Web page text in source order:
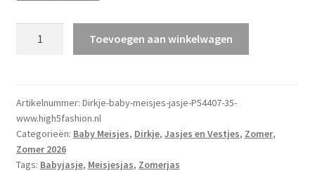
maat
80
|
Laatste
aantal
Toevoegen aan winkelwagen
Artikelnummer: Dirkje-baby-meisjes-jasje-P54407-35-
www.high5fashion.nl
Categorieën: Baby Meisjes, Dirkje, Jasjes en Vestjes, Zomer,
Zomer 2026
Tags: Babyjasje, Meisjesjas, Zomerjas